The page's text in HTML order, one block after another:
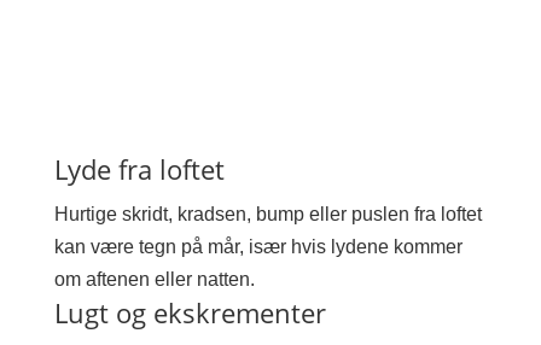
Lyde fra loftet
Hurtige skridt, kradsen, bump eller puslen fra loftet
kan være tegn på mår, især hvis lydene kommer
om aftenen eller natten.
Lugt og ekskrementer